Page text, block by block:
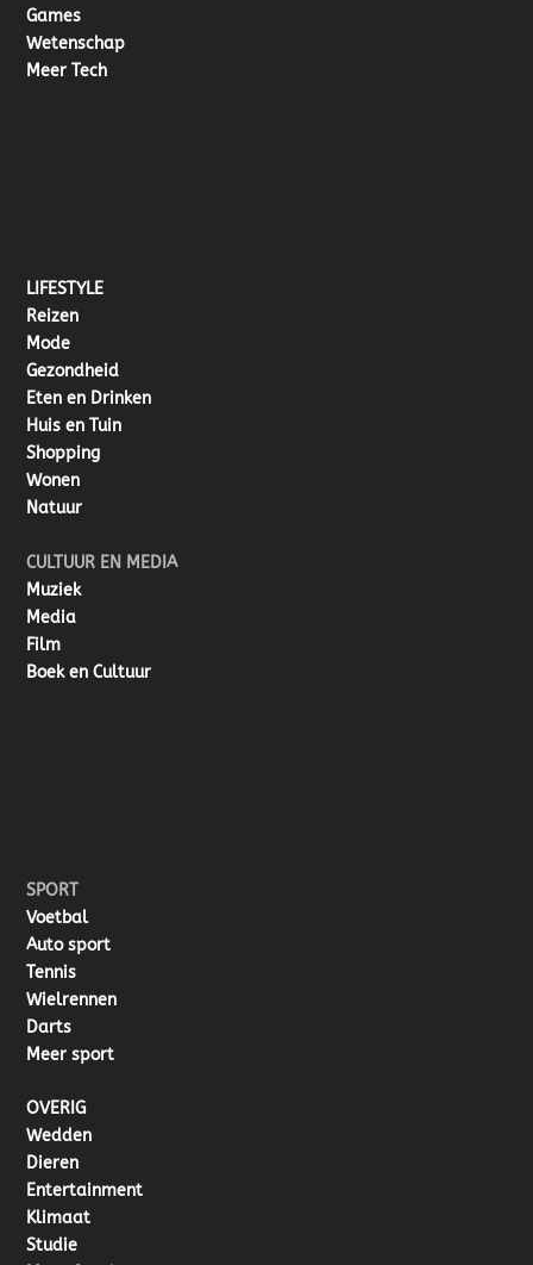
Games
Wetenschap
Meer Tech
LIFESTYLE
Reizen
Mode
Gezondheid
Eten en Drinken
Huis en Tuin
Shopping
Wonen
Natuur
CULTUUR EN MEDIA
Muziek
Media
Film
Boek en Cultuur
SPORT
Voetbal
Auto sport
Tennis
Wielrennen
Darts
Meer sport
OVERIG
Wedden
Dieren
Entertainment
Klimaat
Studie